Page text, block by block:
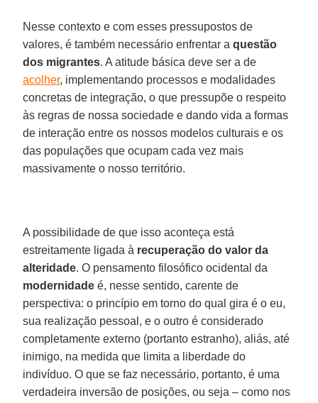
Nesse contexto e com esses pressupostos de
valores, é também necessário enfrentar aquestão
dos migrantes. A atitude básica deve ser a de
acolher, implementando processos e modalidades
concretas de integração, o que pressupõe o respeito
às regras de nossa sociedade e dando vida a formas
de interação entre os nossos modelos culturais e os
das populações que ocupam cada vez mais
massivamente o nosso território.
A possibilidade de que isso aconteça está
estreitamente ligada à recuperação do valor da
alteridade. O pensamento filosófico ocidental da
modernidade é, nesse sentido, carente de
perspectiva: o princípio em torno do qual gira é o eu,
sua realização pessoal, e o outro é considerado
completamente externo (portanto estranho), aliás, até
inimigo, na medida que limita a liberdade do
indivíduo. O que se faz necessário, portanto, é uma
verdadeira inversão de posições, ou seja – como nos